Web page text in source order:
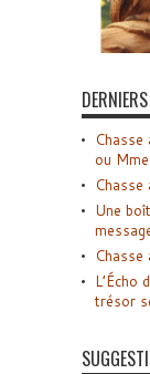
ou Mme
Une
L’Écho
trésor